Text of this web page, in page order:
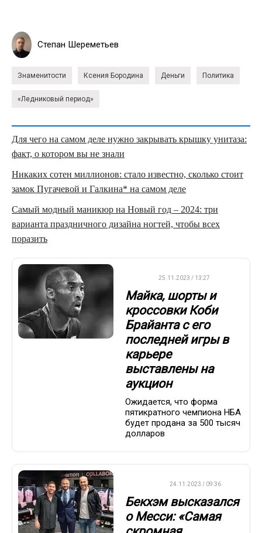
Степан Шереметьев
Знаменитости Ксения Бородина Деньги Политика
«Ледниковый период»
Для чего на самом деле нужно закрывать крышку унитаза:
факт, о котором вы не знали
Никаких сотен миллионов: стало известно, сколько стоит
замок Пугачевой и Галкина* на самом деле
Самый модный маникюр на Новый год – 2024: три
варианта праздничного дизайна ногтей, чтобы всех
поразить
25.11.2023 / 13:27
Майка, шорты и
кроссовки Коби
Брайанта с его
последней игры в
карьере
выставлены на
аукцион
Ожидается, что форма
пятикратного чемпиона НБА
будет продана за 500 тысяч
долларов
24.11.2023 / 09:36
Бекхэм высказался
о Месси: «Самая